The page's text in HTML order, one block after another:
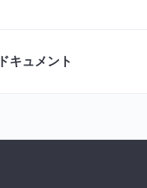
ドキュメント